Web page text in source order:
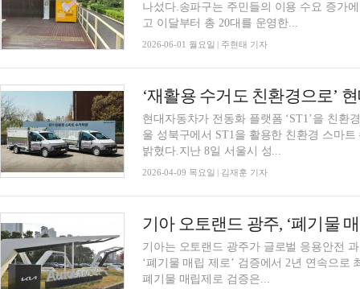
나섰다.송파구는 주민들의 이용 수요 증가
고 이달부터 총 20대를 운영한...
2026-06-01 월요일 | 주현태 기자
‘재활용 수거도 친환경으로’
현대자동차가 전동화 플랫폼 ‘ST1’을 친환
울 성북구에서 ST1을 활용한 친환경 스마
밝혔다.지난 8일 서울시 성...
2026-04-09 목요일 | 김재훈 기자
기아 오토랜드 광주, ‘폐기물
기아는 오토랜드 광주가 글로벌 응용안전
‘폐기물 매립 제로’ 검증에서 2년 연속으로
폐기물 매립제로 검증은...